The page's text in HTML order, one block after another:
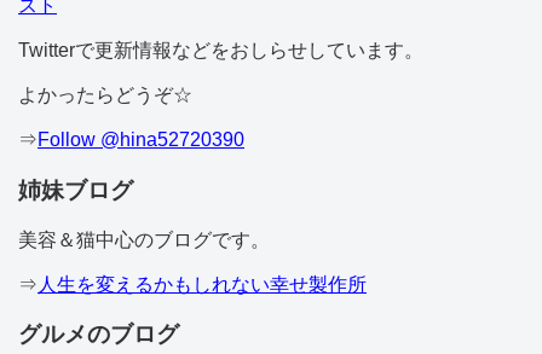
スト
Twitterで更新情報などをおしらせしています。
よかったらどうぞ☆
⇒Follow @hina52720390
姉妹ブログ
美容＆猫中心のブログです。
⇒ 人生を変えるかもしれない幸せ製作所
グルメのブログ